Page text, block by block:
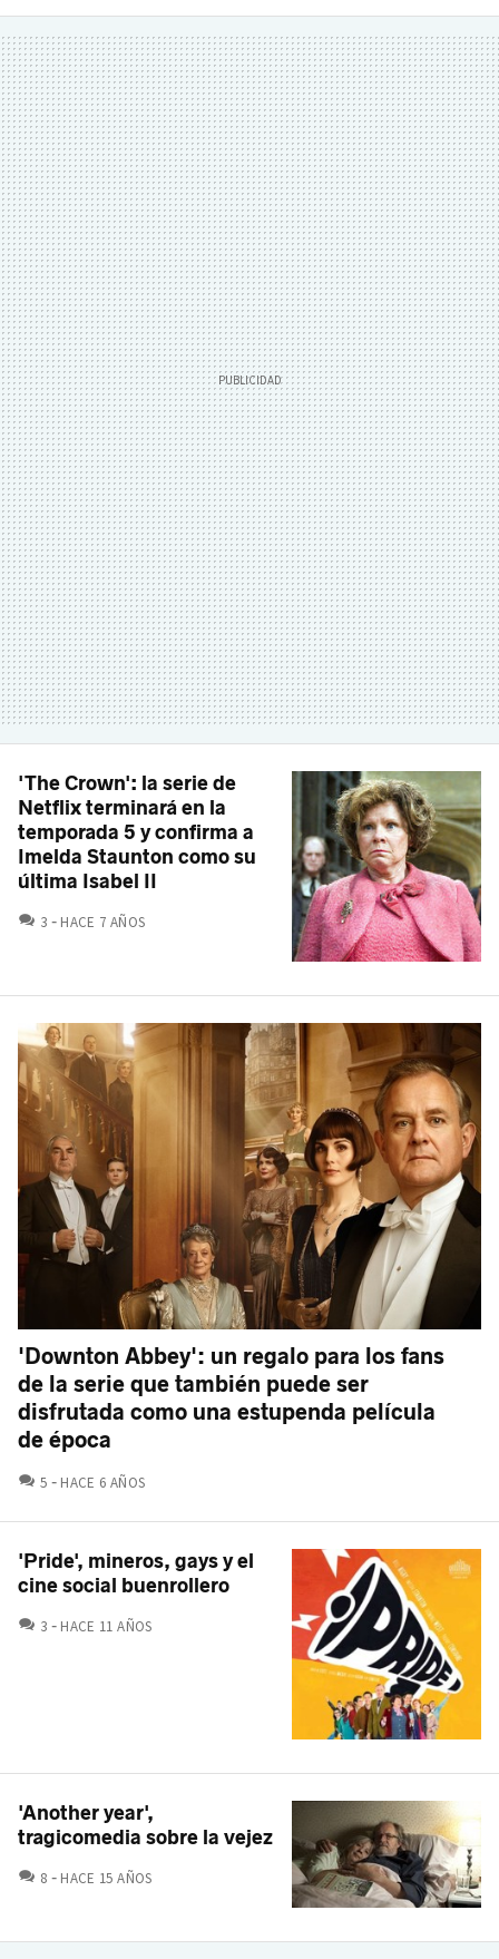
'The Crown': la serie de
Netflix terminará en la
temporada 5 y confirma a
Imelda Staunton como su
última Isabel II
3 COMENTARIOS
HACE 7 AÑOS
'Downton Abbey': un regalo para los fans
de la serie que también puede ser
disfrutada como una estupenda película
de época
5 COMENTARIOS
HACE 6 AÑOS
'Pride', mineros, gays y el
cine social buenrollero
3 COMENTARIOS
HACE 11 AÑOS
'Another year',
tragicomedia sobre la vejez
8 COMENTARIOS
HACE 15 AÑOS